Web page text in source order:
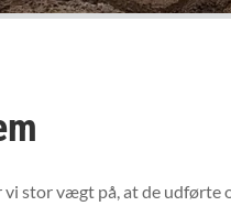
stor vægt på, at de udførte